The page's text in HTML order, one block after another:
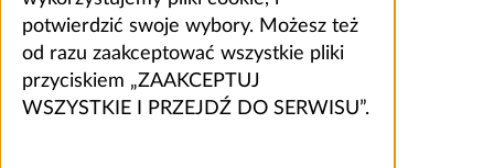
potwierdzić swoje wybory. Możesz też
od razu zaakceptować wszystkie pliki
przyciskiem „ZAAKCEPTUJ
WSZYSTKIE I PRZEJDŹ DO SERWISU”.